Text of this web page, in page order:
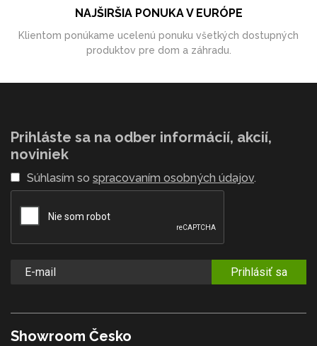
NAJŠIRŠIA PONUKA V EURÓPE
Klientom ponúkame ucelenú ponuku všetkých dostupných
produktov pre dom a záhradu.
Prihláste sa na odber informácií, akcií,
noviniek
Súhlasím so spracovaním osobných údajov.
Prihlásiť sa
Showroom Česko